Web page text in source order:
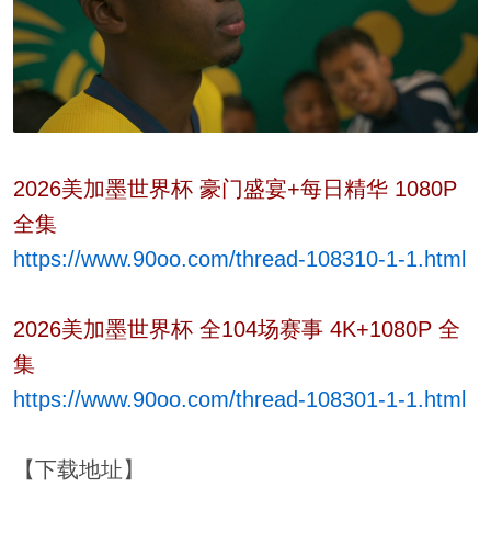
2026美加墨世界杯 豪门盛宴+每日精华 1080P
全集
https://www.90oo.com/thread-108310-1-1.html
2026美加墨世界杯 全104场赛事 4K+1080P 全
集
https://www.90oo.com/thread-108301-1-1.html
【下载地址】